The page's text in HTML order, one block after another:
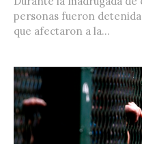
personas fueron
que afectaron a la...